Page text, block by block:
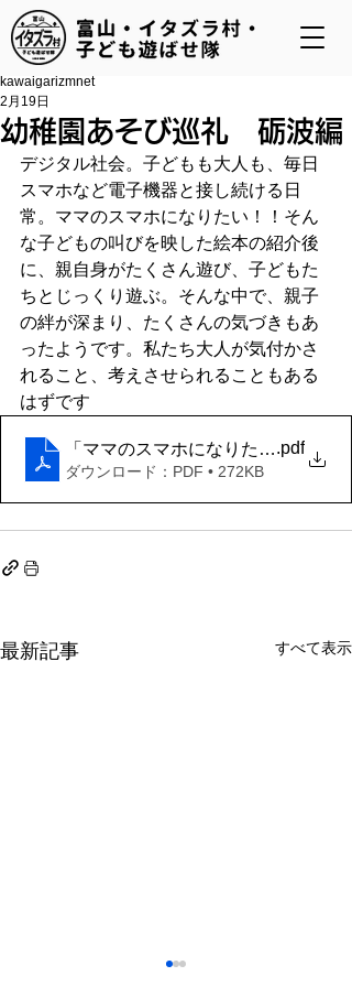
幼稚園あそび巡礼 砺波編
kawaigarizmnet
2月19日
デジタル社会。子どもも大人も、毎日
スマホなど電子機器と接し続ける日
常。ママのスマホになりたい！！そん
な子どもの叫びを映した絵本の紹介後
に、親自身がたくさん遊び、子どもた
ちとじっくり遊ぶ。そんな中で、親子
の絆が深まり、たくさんの気づきもあ
ったようです。私たち大人が気付かさ
れること、考えさせられることもある
はずです
「ママのスマホになりたい ｣.pdf
ダウンロード：PDF • 272KB
最新記事 すべて表示